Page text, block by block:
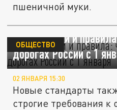
пшеничной муки.
Новые знаки и
дорогах России с 1
ОБЩЕСТВО
02 ЯНВАРЯ 15:30
Новые стандарты
строгие требования